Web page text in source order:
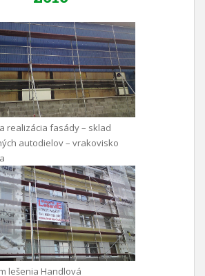
realizácia fasády – sklad
autodielov – vrakovisko
lešenia Handlová